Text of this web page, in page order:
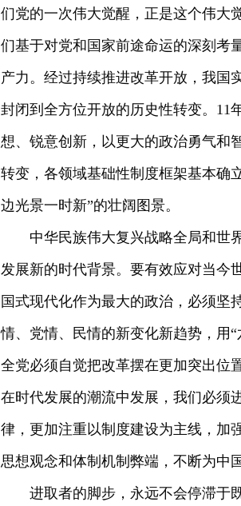
们党的一次伟大觉醒，正是这个伟大
们基于对党和国家前途命运的深刻考
产力。经过持续推进改革开放，我国
封闭到全方位开放的历史性转变。11
想、锐意创新，以更大的政治勇气和
转变，各领域基础性制度框架基本确
边光景一时新”的壮阔图景。
中华民族伟大复兴战略全局和世
发展新的时代背景。要有效应对当今
国式现代化作为最大的政治，必须坚
情、党情、民情的新变化新趋势，用
全党必须自觉把改革摆在更加突出位
在时代发展的潮流中发展，我们必须
律，更加注重以制度建设为主线，加
思想观念和体制机制弊端，不断为中
进取者的脚步，永远不会停滞于